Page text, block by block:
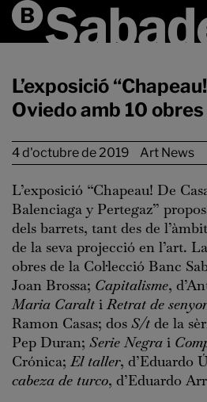
L’exposició
Oviedo amb 10 obres
4 d'octubre de 2019 Art News
L’exposició “Chapeau! De
Balenciaga y Pertegaz”
dels barrets, tant des de
de la seva projecció en l’art.
obres de la Col·lecció Banc
Joan Brossa; Capitalisme,
Maria Caralt iRetrat de
Ramon Casas; dos S/t de la
Pep Duran; Serie Negra i
Crónica;El taller, d’Eduardo
cabeza de turco, d’Eduardo